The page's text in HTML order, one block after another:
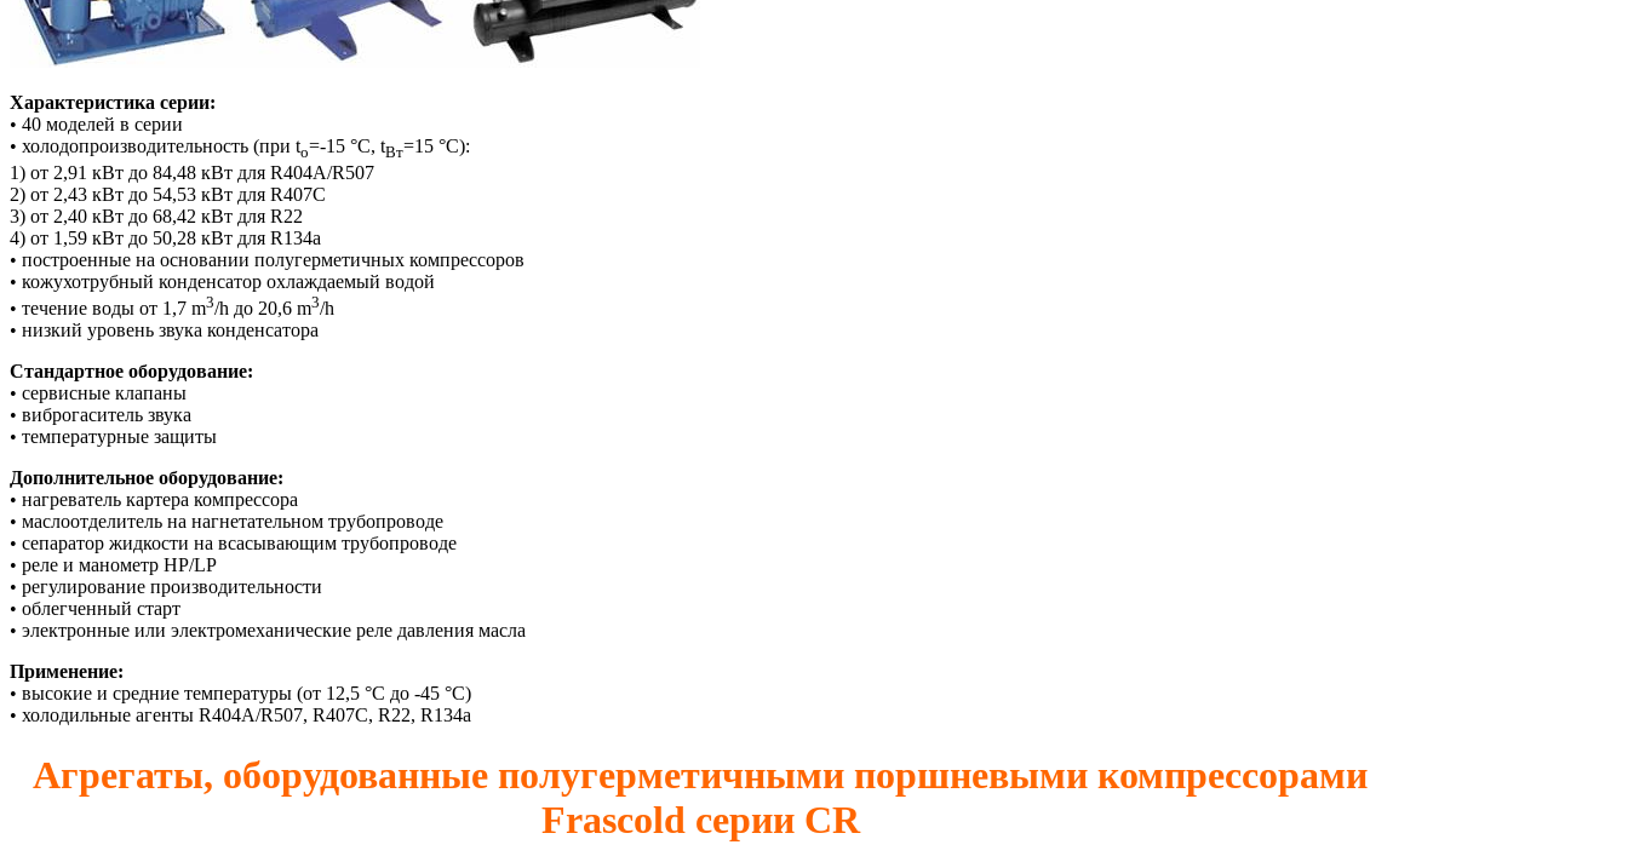
Характеристика серии:
• 40 моделей в серии
• холодопроизводительность (при to=-15 °C, tВт=15 °C):
1) от 2,91 кВт до 84,48 кВт для R404A/R507
2) от 2,43 кВт до 54,53 кВт для R407C
3) от 2,40 кВт до 68,42 кВт для R22
4) от 1,59 кВт до 50,28 кВт для R134a
• построенные на основании полугерметичных компрессоров
• кожухотрубный конденсатор охлаждаемый водой
• течение воды от 1,7 m3/h до 20,6 m3/h
• низкий уровень звука конденсатора
Стандартное оборудование:
• сервисные клапаны
• виброгаситель звука
• температурные защиты
Дополнительное оборудование:
• нагреватель картера компрессора
• маслоотделитель на нагнетательном трубопроводе
• сепаратор жидкости на всасывающим трубопроводе
• pеле и манометр HP/LP
• регулирование производительности
• облегченный старт
• электронные или электромеханические реле давления масла
Применение:
• высокие и средние температуры (от 12,5 °C до -45 °C)
• холодильные агенты R404A/R507, R407C, R22, R134a
Агрегаты, оборудованные полугерметичными поршневыми компрессорами
Frascold серии CR